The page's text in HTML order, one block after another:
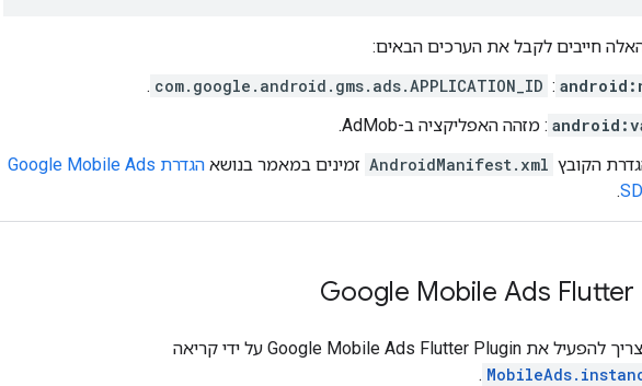
חייבים לקבל את הערכים הבאים:
:
com.google.android.gms.ads.APPLICATION_ID
.
: מזהה האפליקציה ב-AdMob.
הקובץ AndroidManifest.xml זמינים במאמר בנושא הגדרת Google Mobile Ads
.
Google Mobile Ads Flutter
להפעיל את Google Mobile Ads Flutter Plugin על ידי קריאה
.